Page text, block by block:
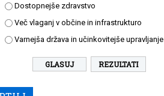
Dostopnejše zdravstvo
Več vlaganj v občine in infrastrukturo
Varnejša država in učinkovitejše upravljanje
REZULTATI